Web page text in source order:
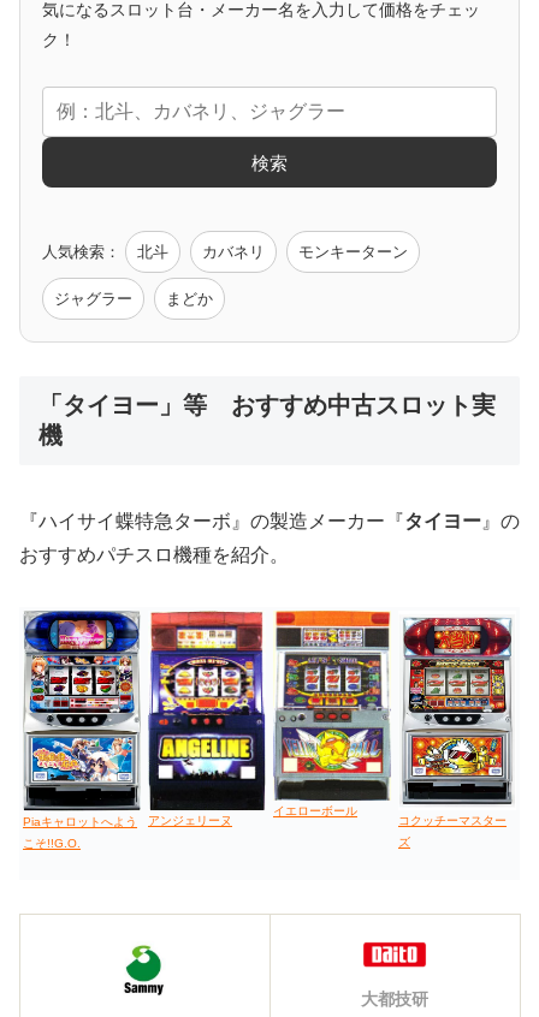
アニメタイアップ
エヴァ コードギアス 化物語 炎炎ノ消防隊
モンハン バイオ ペルソナ
値下げ台
気になるスロット台・メーカー名を入力して価格をチェッ
ク！
検索
人気検索： 北斗 カバネリ モンキーターン
ジャグラー まどか
「タイヨー」等 おすすめ中古スロット実
機
『ハイサイ蝶特急ターボ』の製造メーカー『タイヨー 』の
おすすめパチスロ機種を紹介。
Piaキャロットへよう
こそ!!G.O.
アンジェリーヌ
イエローボール
コクッチーマスター
ズ
大都技研